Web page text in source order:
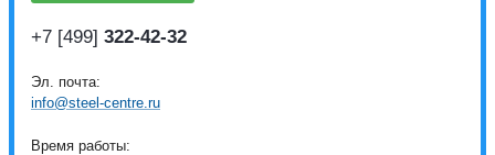
+7 [499] 322-42-32
Эл. почта:
info@steel-centre.ru
Время работы: